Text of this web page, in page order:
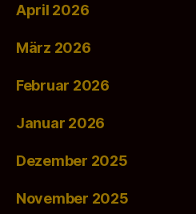
April 2026
März 2026
Februar 2026
Januar 2026
Dezember 2025
November 2025